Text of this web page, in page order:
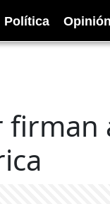
Política Opinión
firman